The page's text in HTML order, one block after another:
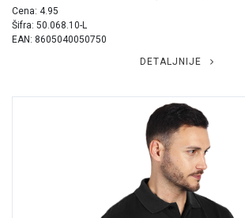
Cena: 4.95
Šifra: 50.068.10-L
EAN: 8605040050750
DETALJNIJE